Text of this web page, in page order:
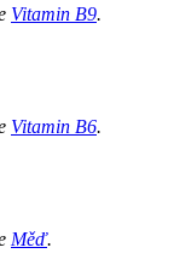
Vitamin B9.
Vitamin B6.
Měď.